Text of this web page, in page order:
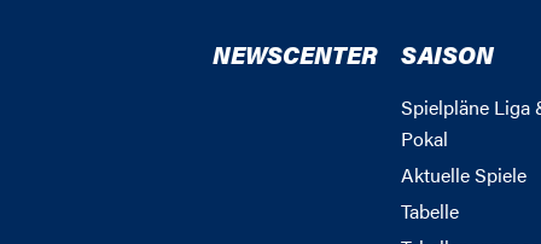
NEWSCENTER SAISON
Spielpläne Liga
Pokal
Aktuelle Spiele
Tabelle